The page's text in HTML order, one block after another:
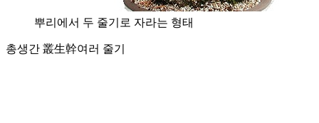
뿌리에서 두 줄기로 자라는 형태
총생간 叢生幹여러 줄기